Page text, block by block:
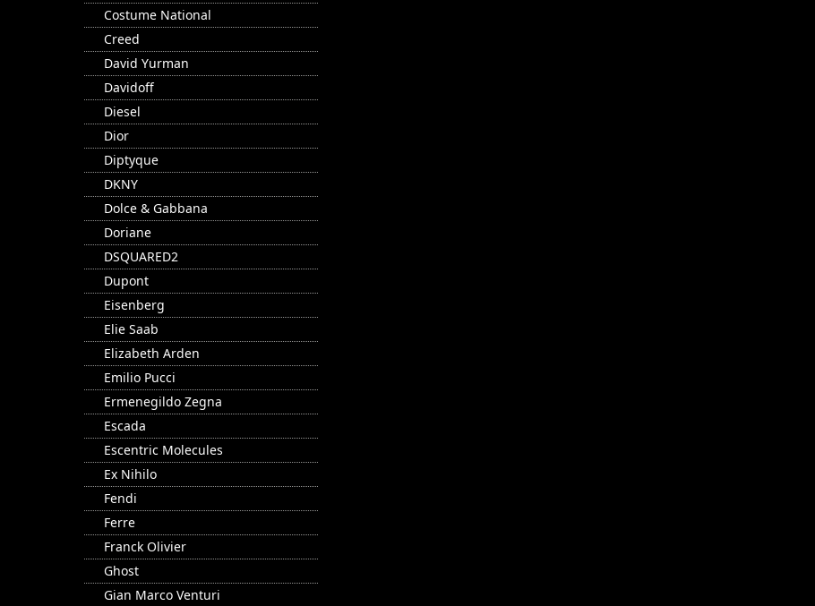
Costume National
Creed
David Yurman
Davidoff
Diesel
Dior
Diptyque
DKNY
Dolce & Gabbana
Doriane
DSQUARED2
Dupont
Eisenberg
Elie Saab
Elizabeth Arden
Emilio Pucci
Ermenegildo Zegna
Escada
Escentric Molecules
Ex Nihilo
Fendi
Ferre
Franck Olivier
Ghost
Gian Marco Venturi